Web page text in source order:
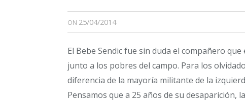
ON 25/04/2014
El Bebe Sendic fue sin duda el compañero
junto a los pobres del campo. Para los
diferencia de la mayoría militante de la
Pensamos que a 25 años de su